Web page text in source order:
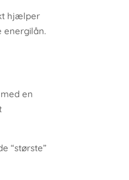
hjælper
energilån.
en
“største”